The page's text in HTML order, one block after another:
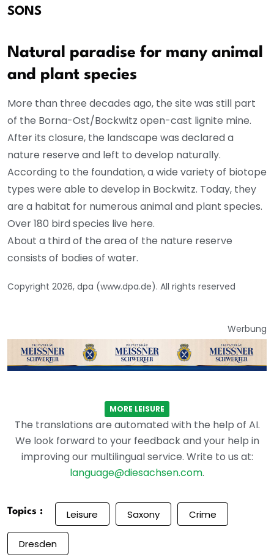
SONS
Natural paradise for many animal
and plant species
More than three decades ago, the site was still part
of the Borna-Ost/Bockwitz open-cast lignite mine.
After its closure, the landscape was declared a
nature reserve and left to develop naturally.
According to the foundation, a wide variety of biotope
types were able to develop in Bockwitz. Today, they
are a habitat for numerous animal and plant species.
Over 180 bird species live here.
About a third of the area of the nature reserve
consists of bodies of water.
Copyright 2026, dpa (www.dpa.de). All rights reserved
Werbung
MORE LEISURE
The translations are automated with the help of AI.
We look forward to your feedback and your help in
improving our multilingual service. Write to us at:
language@diesachsen.com.
Topics : Leisure Saxony Crime
Dresden